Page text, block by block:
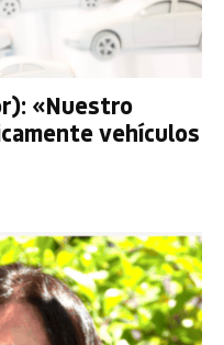
«Nuestro
vehículos